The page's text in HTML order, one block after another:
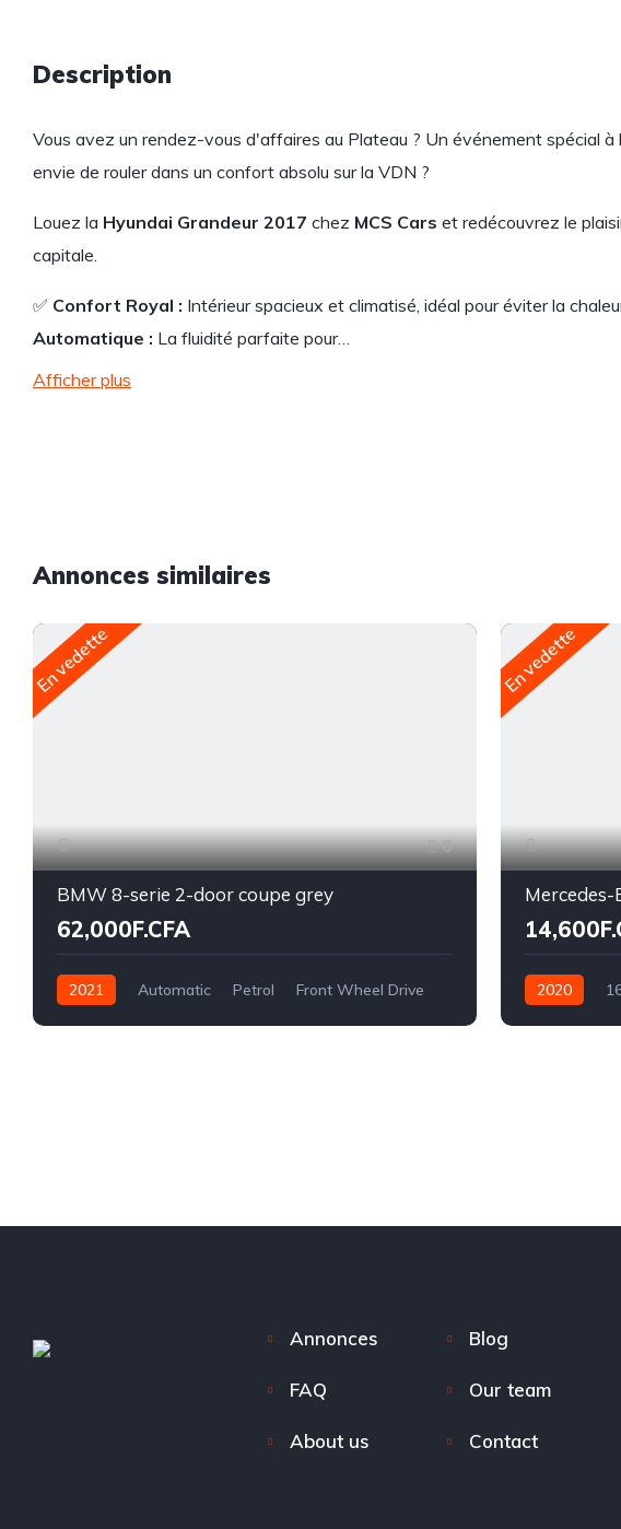
Description
Vous avez un rendez-vous d'affaires au Plateau ? Un événement spécial à
envie de rouler dans un confort absolu sur la VDN ?
Louez la Hyundai Grandeur 2017 chez MCS Cars et redécouvrez le
capitale.
✅ Confort Royal : Intérieur spacieux et climatisé, idéal pour éviter la
Automatique : La fluidité parfaite pour…
Afficher plus
Annonces similaires
En vedette
6
BMW 8-serie 2-door coupe grey
62,000F.CFA
2021 Automatic Petrol Front Wheel Drive
En vedette
2020
Annonces Blog
FAQ Our team
About us Contact